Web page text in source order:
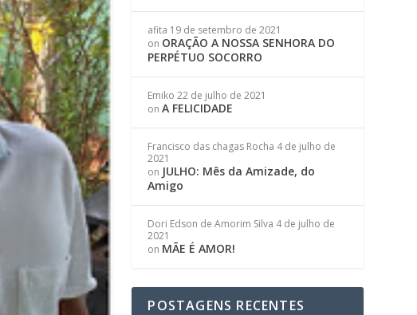
afita 19 de setembro de 2021
on ORAÇÃO A NOSSA SENHORA DO
PERPÉTUO SOCORRO
Emiko 22 de julho de 2021
onA FELICIDADE
Francisco das chagas Rocha 4 de julho de
2021
on JULHO: Mês da Amizade, do
Amigo
Dori Edson de Amorim Silva 4 de julho de
2021
on MÃE É AMOR!
POSTAGENS RECENTES